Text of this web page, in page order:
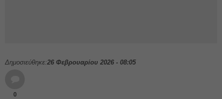
Δημοσιεύθηκε:26 Φεβρουαρίου 2026 - 08:05
0